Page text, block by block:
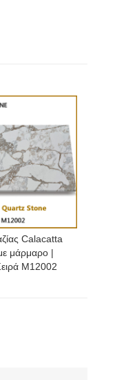
Calacatta
μάρμαρο |
M12002